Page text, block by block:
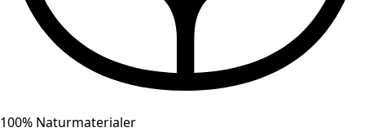
100% Naturmaterialer